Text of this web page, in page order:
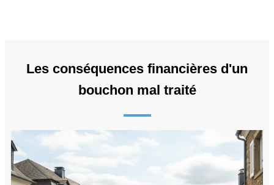
Les conséquences financières d'un
bouchon mal traité